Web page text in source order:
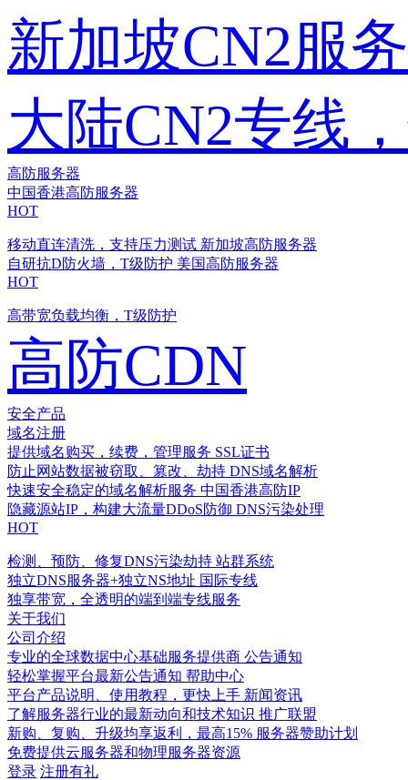
新加坡CN2服
大陆CN2专线
高防服务器
中国香港高防服务器
HOT
移动直连清洗，支持压力测试 新加坡高防服务器
自研抗D防火墙，T级防护 美国高防服务器
HOT
高带宽负载均衡，T级防护
高防CDN
安全产品
域名注册
提供域名购买，续费，管理服务 SSL证书
防止网站数据被窃取、篡改、劫持 DNS域名解析
快速安全稳定的域名解析服务 中国香港高防IP
隐藏源站IP，构建大流量DDoS防御 DNS污染处理
HOT
检测、预防、修复DNS污染劫持 站群系统
独立DNS服务器+独立NS地址 国际专线
独享带宽，全透明的端到端专线服务
关于我们
公司介绍
专业的全球数据中心基础服务提供商 公告通知
轻松掌握平台最新公告通知 帮助中心
平台产品说明、使用教程，更快上手 新闻资讯
了解服务器行业的最新动向和技术知识 推广联盟
新购、复购、升级均享返利，最高15% 服务器赞助计划
免费提供云服务器和物理服务器资源
登录 注册有礼